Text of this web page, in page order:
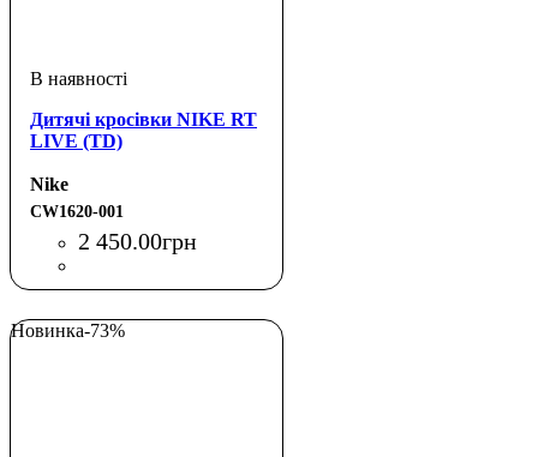
Дитячі кросівки NIKE RT
LIVE (TD)
Nike
CW1620-001
2 450.00грн
Новинка-73%